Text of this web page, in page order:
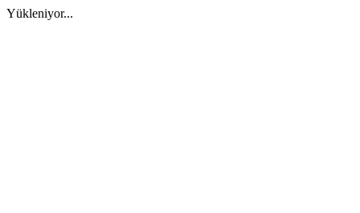
Yükleniyor...